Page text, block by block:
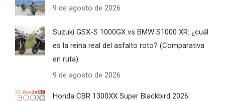
9 de agosto de 2026
Suzuki GSX-S 1000GX vs BMW S1000 XR: ¿cuál
es la reina real del asfalto roto? (Comparativa
en ruta)
9 de agosto de 2026
Honda CBR 1300XX Super Blackbird 2026: